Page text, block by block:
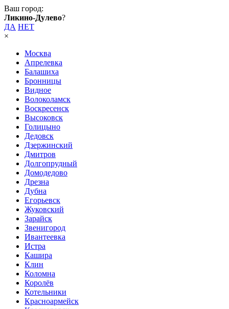
Ваш город:
Ликино-Дулево?
ДА НЕТ
×
Москва
Апрелевка
Балашиха
Бронницы
Видное
Волоколамск
Воскресенск
Высоковск
Голицыно
Дедовск
Дзержинский
Дмитров
Долгопрудный
Домодедово
Дрезна
Дубна
Егорьевск
Жуковский
Зарайск
Звенигород
Ивантеевка
Истра
Кашира
Клин
Коломна
Королёв
Котельники
Красноармейск